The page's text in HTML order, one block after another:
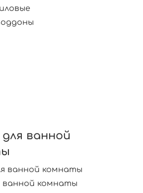
ванной
ванной комнаты
ванной комнаты